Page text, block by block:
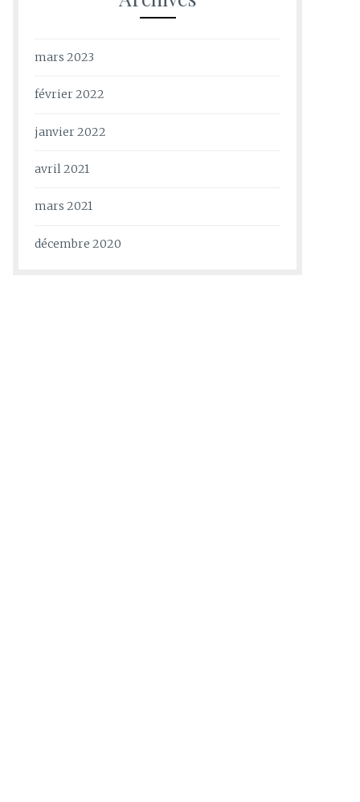
mars 2023
février 2022
janvier 2022
avril 2021
mars 2021
décembre 2020